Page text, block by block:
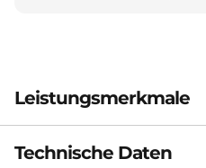
T
R
Leistungsmerkmale
Technische Daten